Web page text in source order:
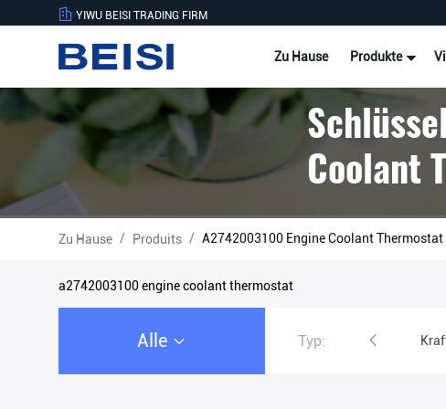
YIWU BEISI TRADING FIRM
Zu Hause Produkte
Coolant
Zu Hause / Produits / A2742003100 Engine Coolant
a2742003100 engine coolant thermostat
Alle Typ:Sensorreihe